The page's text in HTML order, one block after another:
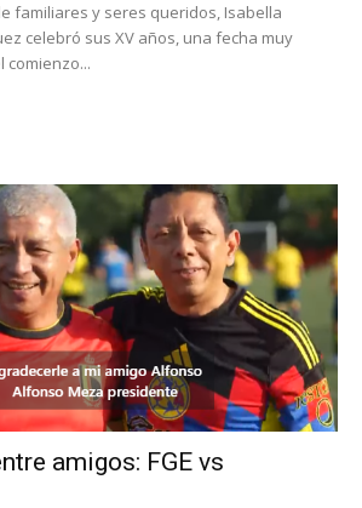
familiares y seres queridos, Isabella
celebró sus XV años, una fecha muy
comienzo...
amigos: FGE vs